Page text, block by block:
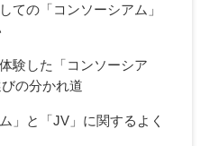
ての「コンソーシアム」
験した「コンソーシア
の分かれ道
」と「JV」に関するよく